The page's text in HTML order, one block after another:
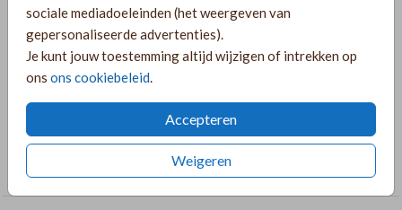
sociale mediadoeleinden (het weergeven van
gepersonaliseerde advertenties).
Je kunt jouw toestemming altijd wijzigen of intrekken op
ons ons cookiebeleid.
Accepteren
Weigeren
OMSCHRIJVING
Chique gastenboek met oudroze achtergrond en witte
tekst. Pas het boek helemaal naar wens aan in de online
COLLECTIE
Gastenboek bruiloft